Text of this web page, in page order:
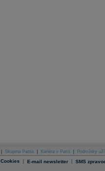
Skupina Patria Kariéra v Patrii Podmínky
Cookies | E-mail newsletter | SMS